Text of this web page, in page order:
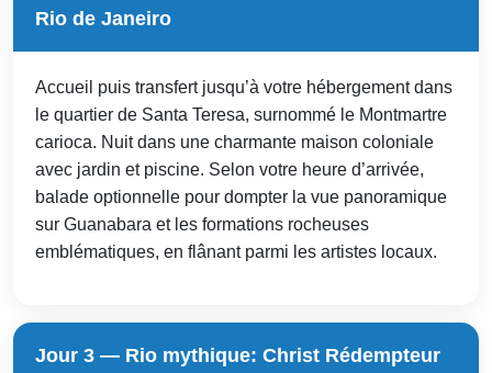
Rio de Janeiro
Accueil puis transfert jusqu’à votre hébergement dans
le quartier de Santa Teresa, surnommé le Montmartre
carioca. Nuit dans une charmante maison coloniale
avec jardin et piscine. Selon votre heure d’arrivée,
balade optionnelle pour dompter la vue panoramique
sur Guanabara et les formations rocheuses
emblématiques, en flânant parmi les artistes locaux.
Jour 3 — Rio mythique: Christ Rédempteur